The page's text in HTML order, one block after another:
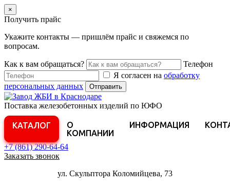
×
Получить прайс
Укажите контакты — пришлём прайс и свяжемся по
вопросам.
Как к вам обращаться?
Телефон
Я согласен на обработку
персональных данных
Отправить
Поставка железобетонных изделий по ЮФО
КАТАЛОГ
О
КОМПАНИИ
ИНФОРМАЦИЯ
+7 (861)290-64-64
Заказать звонок
ул. Скульптора Коломийцева, 73